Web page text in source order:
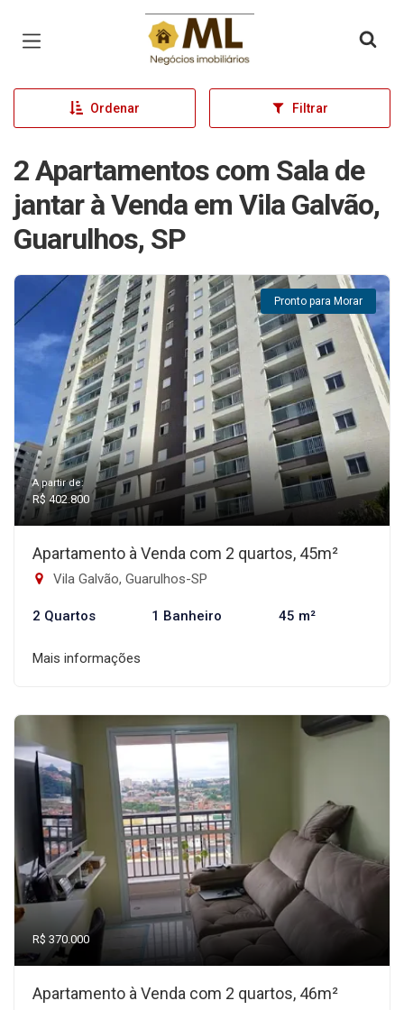
Página inicial
Ordenar Filtrar
2 Apartamentos com Sala de
jantar à Venda em Vila Galvão,
Guarulhos, SP
Pronto para Morar
A partir de:
R$ 402.800
Apartamento à Venda com 2 quartos, 45m²
Vila Galvão, Guarulhos-SP
2 Quartos 1 Banheiro 45 m²
Mais informações
R$ 370.000
Apartamento à Venda com 2 quartos, 46m²